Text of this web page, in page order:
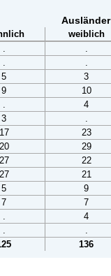
Ausländer
weiblich
. .
. .
5 3
9 10
. 4
3 .
17 23
20 29
27 22
27 21
5 9
7 7
. 4
. .
136